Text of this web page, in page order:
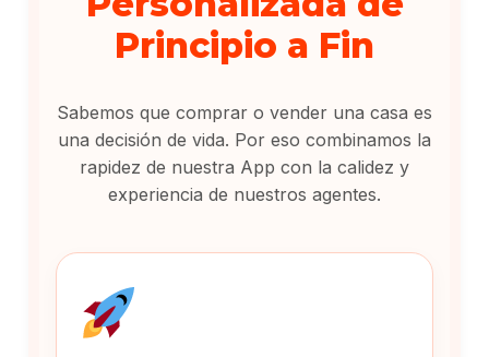
Principio a Fin
Sabemos que comprar o vender una casa es
una decisión de vida. Por eso combinamos la
rapidez de nuestra App con la calidez y
experiencia de nuestros agentes.